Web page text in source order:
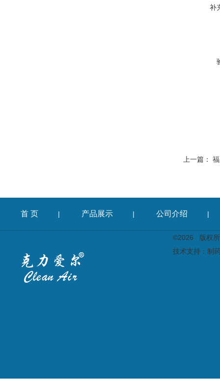
补
上一篇：
首 页 | 产品展示 | 公司介绍 |
©2026 版权所
技术支持： 制